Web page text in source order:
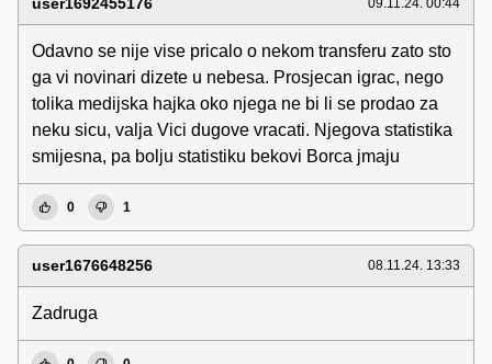
09.11.24. 00:44
Odavno se nije vise pricalo o nekom transferu zato sto
ga vi novinari dizete u nebesa. Prosjecan igrac, nego
tolika medijska hajka oko njega ne bi li se prodao za
neku sicu, valja Vici dugove vracati. Njegova statistika
smijesna, pa bolju statistiku bekovi Borca jmaju
0 1
user1676648256 08.11.24. 13:33
Zadruga